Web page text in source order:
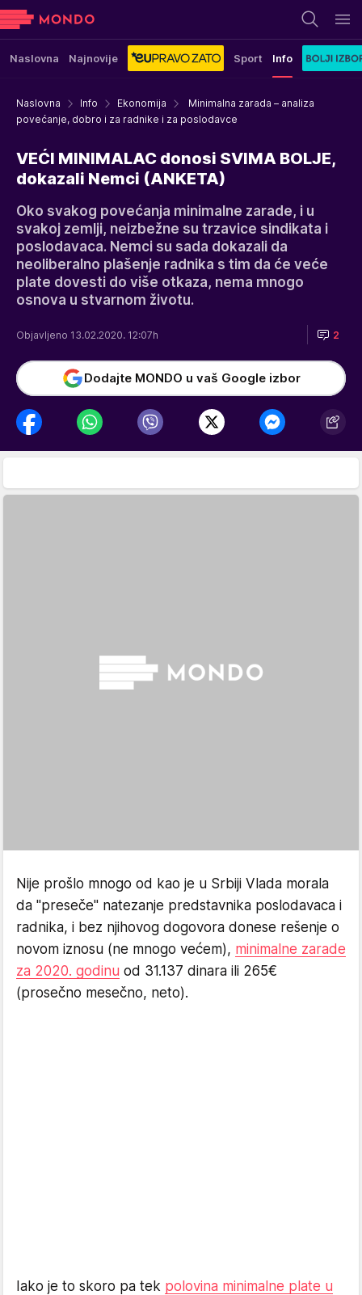
Naslovna Najnovije Sport Info
Naslovna Info Ekonomija
Minimalna zarada – analiza
povećanje, dobro i za radnike i za poslodavce
VEĆI MINIMALAC donosi SVIMA BOLJE,
dokazali Nemci (ANKETA)
Oko svakog povećanja minimalne zarade, i u
svakoj zemlji, neizbežne su trzavice sindikata i
poslodavaca. Nemci su sada dokazali da
neoliberalno plašenje radnika s tim da će veće
plate dovesti do više otkaza, nema mnogo
osnova u stvarnom životu.
Objavljeno 13.02.2020. 12:07h 2
Dodajte MONDO u vaš Google izbor
Nije prošlo mnogo od kao je u Srbiji Vlada morala
da "preseče" natezanje predstavnika poslodavaca i
radnika, i bez njihovog dogovora donese rešenje o
novom iznosu (ne mnogo većem), minimalne zarade
za 2020. godinu od 31.137 dinara ili 265€
(prosečno mesečno, neto).
Iako je to skoro pa tek polovina minimalne plate u